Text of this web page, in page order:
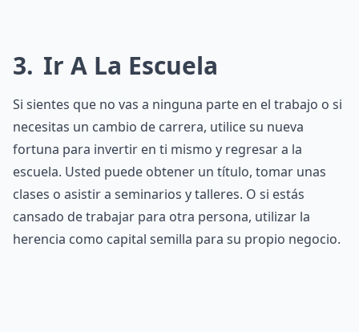
3 Ir A La Escuela
Si sientes que no vas a ninguna parte en el trabajo o si
necesitas un cambio de carrera, utilice su nueva
fortuna para invertir en ti mismo y regresar a la
escuela. Usted puede obtener un título, tomar unas
clases o asistir a seminarios y talleres. O si estás
cansado de trabajar para otra persona, utilizar la
herencia como capital semilla para su propio negocio.